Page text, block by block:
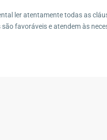
ler atentamente todas as
favoráveis e atendem às